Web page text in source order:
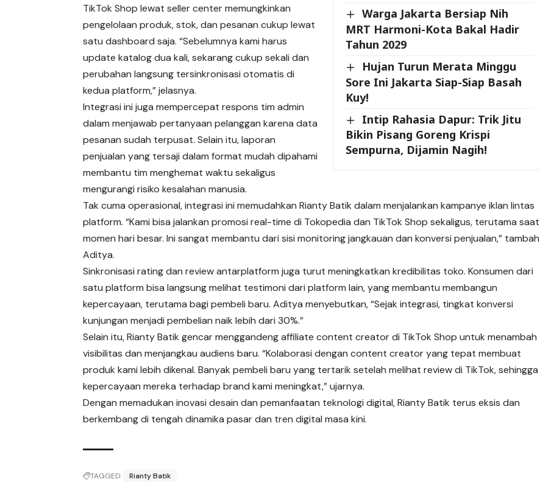
Warga Jakarta Bersiap Nih
MRT Harmoni-Kota Bakal Hadir
Tahun 2029
Hujan Turun Merata Minggu
Sore Ini Jakarta Siap-Siap Basah
Kuy!
Intip Rahasia Dapur: Trik Jitu
Bikin Pisang Goreng Krispi
Sempurna, Dijamin Nagih!
TikTok Shop lewat seller center memungkinkan
pengelolaan produk, stok, dan pesanan cukup lewat
satu dashboard saja. “Sebelumnya kami harus
update katalog dua kali, sekarang cukup sekali dan
perubahan langsung tersinkronisasi otomatis di
kedua platform,” jelasnya.
Integrasi ini juga mempercepat respons tim admin
dalam menjawab pertanyaan pelanggan karena data
pesanan sudah terpusat. Selain itu, laporan
penjualan yang tersaji dalam format mudah dipahami
membantu tim menghemat waktu sekaligus
mengurangi risiko kesalahan manusia.
Tak cuma operasional, integrasi ini memudahkan Rianty Batik dalam menjalankan kampanye iklan lintas
platform. “Kami bisa jalankan promosi real-time di Tokopedia dan TikTok Shop sekaligus, terutama saat
momen hari besar. Ini sangat membantu dari sisi monitoring jangkauan dan konversi penjualan,” tambah
Aditya.
Sinkronisasi rating dan review antarplatform juga turut meningkatkan kredibilitas toko. Konsumen dari
satu platform bisa langsung melihat testimoni dari platform lain, yang membantu membangun
kepercayaan, terutama bagi pembeli baru. Aditya menyebutkan, “Sejak integrasi, tingkat konversi
kunjungan menjadi pembelian naik lebih dari 30%.”
Selain itu, Rianty Batik gencar menggandeng affiliate content creator di TikTok Shop untuk menambah
visibilitas dan menjangkau audiens baru. “Kolaborasi dengan content creator yang tepat membuat
produk kami lebih dikenal. Banyak pembeli baru yang tertarik setelah melihat review di TikTok, sehingga
kepercayaan mereka terhadap brand kami meningkat,” ujarnya.
Dengan memadukan inovasi desain dan pemanfaatan teknologi digital, Rianty Batik terus eksis dan
berkembang di tengah dinamika pasar dan tren digital masa kini.
TAGGED: Rianty Batik